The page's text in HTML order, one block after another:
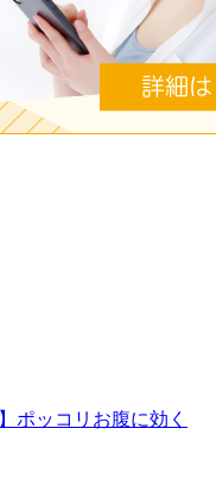
ポッコリお腹に効く